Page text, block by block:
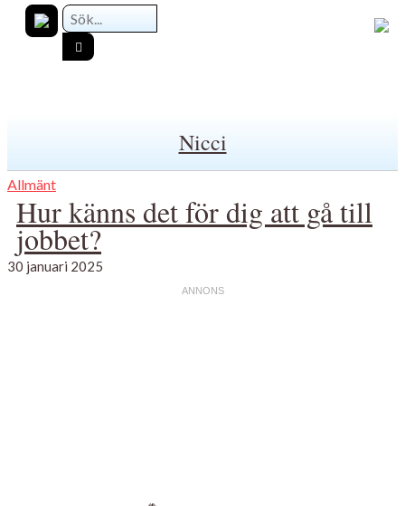
Nicci
Allmänt
Hur känns det för dig att gå till
jobbet?
30 januari 2025